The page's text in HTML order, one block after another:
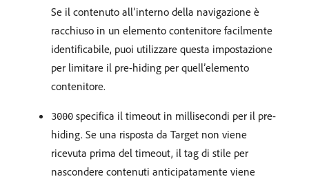
Se il contenuto all’interno della navigazione è
racchiuso in un elemento contenitore facilmente
identificabile, puoi utilizzare questa impostazione
per limitare il pre-hiding per quell’elemento
contenitore.
3000 specifica il timeout in millisecondi per il pre-
hiding. Se una risposta da Target non viene
ricevuta prima del timeout, il tag di stile per
nascondere contenuti anticipatamente viene